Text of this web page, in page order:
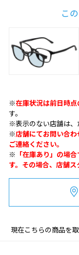
こ
※在庫状況は前日時点
す。
※表示のない店舗は、
※店舗にてお問い合
ご連絡ください。
※ 「在庫あり」の場
す。その場合、店舗ス
現在こちらの商品を